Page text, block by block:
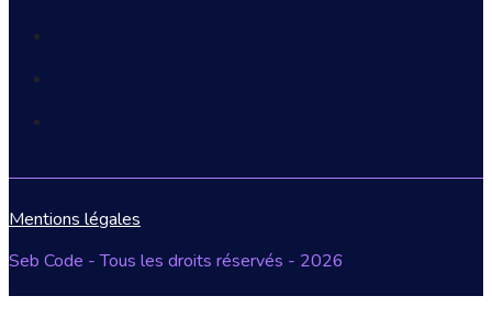
Mentions légales
Seb Code - Tous les droits réservés - 2026